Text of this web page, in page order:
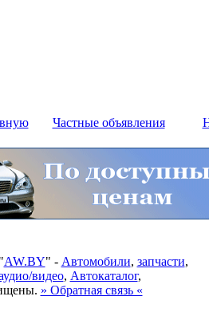
Частные объявления
AW.BY" - Автомобили, запчасти,
видео, Автокаталог,
» Обратная связь «